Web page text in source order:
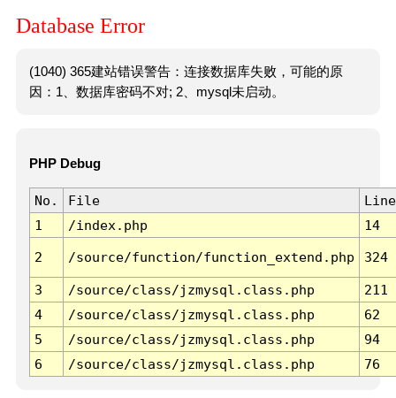
Database Error
(1040) 365建站错误警告：连接数据库失败，可能的原
因：1、数据库密码不对; 2、mysql未启动。
PHP Debug
No. File
Line
1
/index.php 14
2 /source/function/function_extend.php 324
3 /source/class/jzmysql.class.php
211
4
/source/class/jzmysql.class.php
62
5
/source/class/jzmysql.class.php
94
6
/source/class/jzmysql.class.php 76